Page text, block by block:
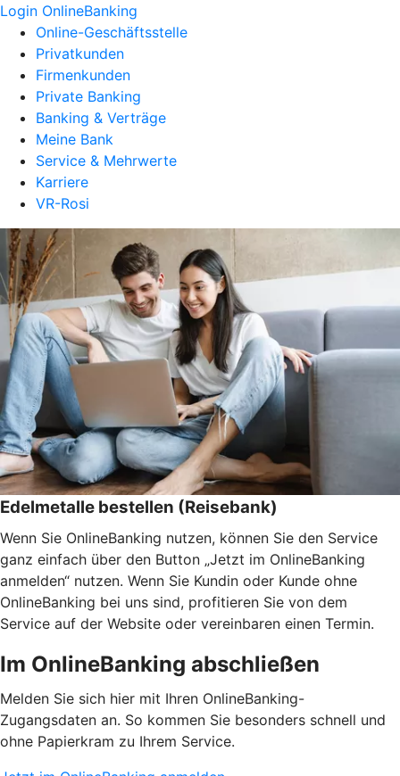
Login OnlineBanking
Online-Geschäftsstelle
Privatkunden
Firmenkunden
Private Banking
Banking & Verträge
Meine Bank
Service & Mehrwerte
Karriere
VR-Rosi
Edelmetalle bestellen (Reisebank)
Wenn Sie OnlineBanking nutzen, können Sie den Service
ganz einfach über den Button „Jetzt im OnlineBanking
anmelden“ nutzen. Wenn Sie Kundin oder Kunde ohne
OnlineBanking bei uns sind, profitieren Sie von dem
Service auf der Website oder vereinbaren einen Termin.
Im OnlineBanking abschließen
Melden Sie sich hier mit Ihren OnlineBanking-
Zugangsdaten an. So kommen Sie besonders schnell und
ohne Papierkram zu Ihrem Service.